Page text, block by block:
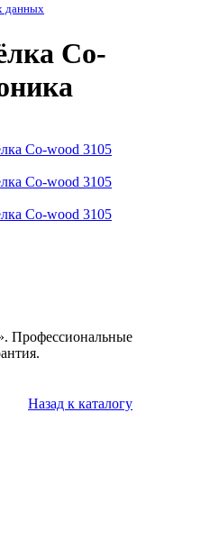
данных
Co-
Профессиональные
Назад к каталогу